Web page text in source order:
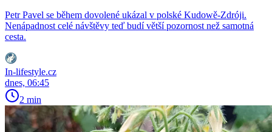
Petr Pavel se během dovolené ukázal v polské Kudowě-Zdróji.
Nenápadnost celé návštěvy teď budí větší pozornost než samotná
cesta.
In-lifestyle.cz
dnes, 06:45
2 min